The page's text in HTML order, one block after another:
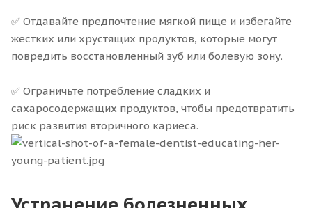
✅ Отдавайте предпочтение мягкой пище и избегайте
жестких или хрустящих продуктов, которые могут
повредить восстановленный зуб или болевую зону.
✅ Ограничьте потребление сладких и
сахаросодержащих продуктов, чтобы предотвратить
риск развития вторичного кариеса.